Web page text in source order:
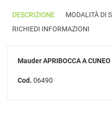
DESCRIZIONE
MODALITÀ DI
RICHIEDI INFORMAZIONI
MauderAPRIBOCCA A CUNEO
Cod. 06490